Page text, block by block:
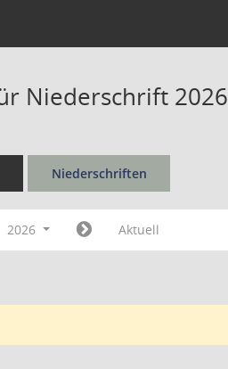
Niederschrift 2026
Niederschriften
2026 Aktuell